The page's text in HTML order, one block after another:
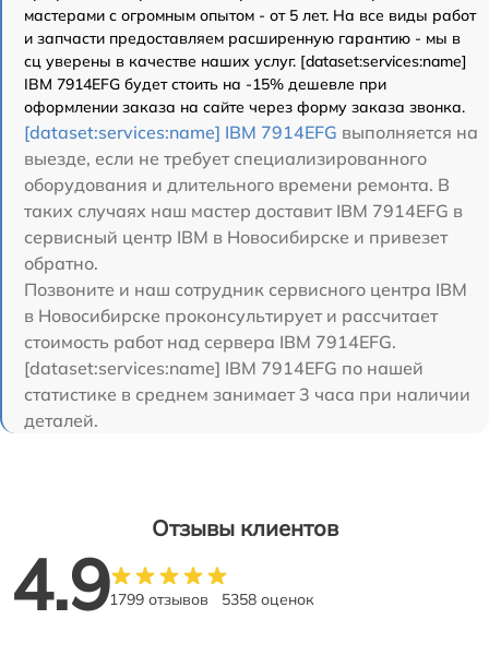
мастерами с огромным опытом - от 5 лет. На все виды работ
и запчасти предоставляем расширенную гарантию - мы в
сц уверены в качестве наших услуг. [dataset:services:name]
IBM 7914EFG будет стоить на -15% дешевле при
оформлении заказа на сайте через форму заказа звонка.
[dataset:services:name] IBM 7914EFG выполняется на
выезде, если не требует специализированного
оборудования и длительного времени ремонта. В
таких случаях наш мастер доставит IBM 7914EFG в
сервисный центр IBM в Новосибирске и привезет
обратно.
Позвоните и наш сотрудник сервисного центра IBM
в Новосибирске проконсультирует и рассчитает
стоимость работ над сервера IBM 7914EFG.
[dataset:services:name] IBM 7914EFG по нашей
статистике в среднем занимает 3 часа при наличии
деталей.
Отзывы клиентов
4.91799 отзывов 5358 оценок